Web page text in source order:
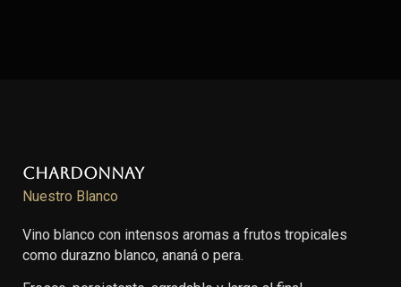
Chardonnay
Nuestro Blanco
Vino blanco con intensos aromas a frutos tropicales
como durazno blanco, ananá o pera.